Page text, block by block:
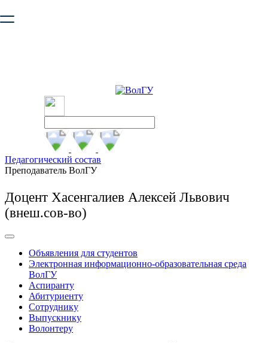
безопасную работу с сайтом. Пожалуйста
Педагогический состав
Преподаватель ВолГУ
Доцент Хасенгалиев Алексей Львович
(внеш.сов-во)
Объявления для студентов
Электронная информационно-образовательная среда
ВолГУ
Аспиранту
Абитуриенту
Сотруднику
Выпускнику
Волонтеру